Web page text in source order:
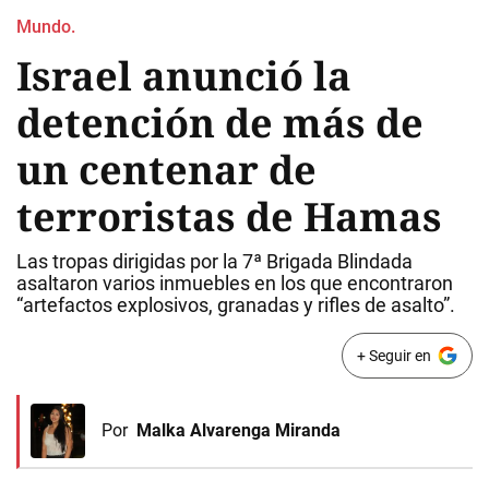
Mundo.
Israel anunció la
detención de más de
un centenar de
terroristas de Hamas
Las tropas dirigidas por la 7ª Brigada Blindada
asaltaron varios inmuebles en los que encontraron
“artefactos explosivos, granadas y rifles de asalto”.
+ Seguir en
Por Malka Alvarenga Miranda